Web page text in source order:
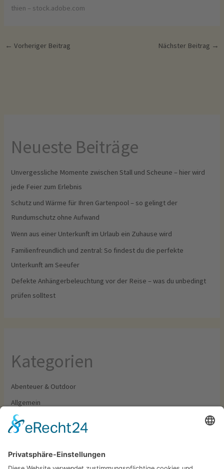
thien – stock.adobe.com
← Vorheriger Beitrag Nächster Beitrag →
Neueste Beiträge
Unvergessliche Momente zwischen Stall und Scheune – hier wird
jede Feier zum Erlebnis
Schutz und Wärme für Ihren Gartenpool – so gelingt der
Rundumschutz ohne Aufwand
Wenn aus einer Unterkunft im Urlaub ein Zuhause wird
Familienfreundlich und zentral: So findest du die perfekte
Unterkunft am Seeufer
Defekte Anhängerbeleuchtung vor der Reise – was du unbedingt
prüfen solltest
Kategorien
Abenteuer & Outdoor
Allgemein
Camping & Wohnmobil
Food & Drinks
Outfit & Ausrüstung